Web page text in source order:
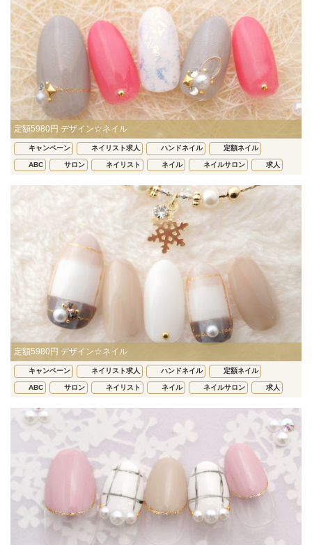
定額5980円 デザイン☆ネイル
キャンペーン ネイリスト求人 ハンドネイル 定額ネイル
ABC サロン ネイリスト ネイル ネイルサロン 求人
定額5980円 デザイン☆ネイル
キャンペーン ネイリスト求人 ハンドネイル 定額ネイル
ABC サロン ネイリスト ネイル ネイルサロン 求人